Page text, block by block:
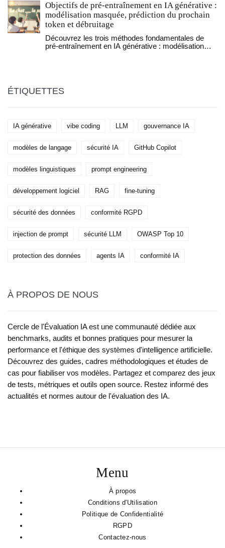
Objectifs de pré-entraînement en IA générative :
modélisation masquée, prédiction du prochain
token et débruitage
Découvrez les trois méthodes fondamentales de
pré-entraînement en IA générative : modélisation
ÉTIQUETTES
IA générative vibe coding LLM gouvernance IA
modèles de langage sécurité IA GitHub Copilot
modèles linguistiques prompt engineering
développement logiciel RAG fine-tuning
sécurité des données conformité RGPD
injection de prompt sécurité LLM OWASP Top 10
protection des données agents IA conformité IA
À PROPOS DE NOUS
Cercle de l'Évaluation IA est une communauté dédiée aux
benchmarks, audits et bonnes pratiques pour mesurer la
performance et l'éthique des systèmes d'intelligence artificielle.
Découvrez des guides, cadres méthodologiques et études de
cas pour fiabiliser vos modèles. Partagez et comparez des jeux
de tests, métriques et outils open source. Restez informé des
actualités et normes autour de l'évaluation des IA.
Menu
À propos
Conditions d'Utilisation
Politique de Confidentialité
RGPD
Contactez-nous